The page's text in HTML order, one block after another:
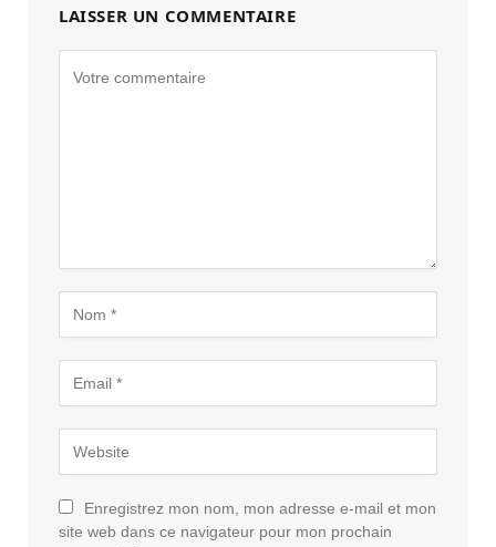
LAISSER UN COMMENTAIRE
Enregistrez mon nom, mon adresse e-mail et mon
site web dans ce navigateur pour mon prochain